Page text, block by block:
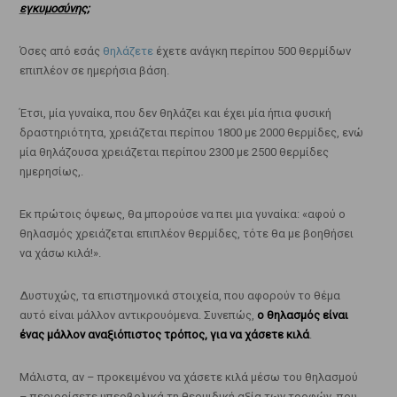
εγκυμοσύνης;
Όσες από εσάς θηλάζετε έχετε ανάγκη περίπου 500 θερμίδων
επιπλέον σε ημερήσια βάση.
Έτσι, μία γυναίκα, που δεν θηλάζει και έχει μία ήπια φυσική
δραστηριότητα, χρειάζεται περίπου 1800 με 2000 θερμίδες, ενώ
μία θηλάζουσα χρειάζεται περίπου 2300 με 2500 θερμίδες
ημερησίως,.
Εκ πρώτοις όψεως, θα μπορούσε να πει μια γυναίκα: «αφού ο
θηλασμός χρειάζεται επιπλέον θερμίδες, τότε θα με βοηθήσει
να χάσω κιλά!».
Δυστυχώς, τα επιστημονικά στοιχεία, που αφορούν το θέμα
αυτό είναι μάλλον αντικρουόμενα. Συνεπώς, ο θηλασμός είναι
ένας μάλλον αναξιόπιστος τρόπος, για να χάσετε κιλά.
Μάλιστα, αν – προκειμένου να χάσετε κιλά μέσω του θηλασμού